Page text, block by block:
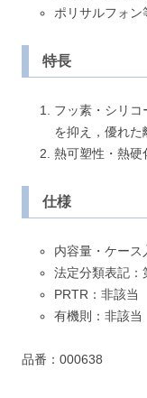
ポリサルフォン
特長
フッ素・シリコ
を抑え，優れた
熱可塑性・熱硬
仕様
内容量・ケー
法定分類表記
PRTR：非該当
有機則：非該当
品番：000638